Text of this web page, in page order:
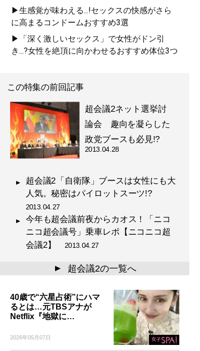
▶生感覚が味わえる...!セックスの快感がさら
に高まるコンドームおすすめ3選
▶「深く激しいセックス」で女性がドン引
き...?女性を絶頂に向かわせるおすすめ体位3つ
この特集の前回記事
超会議2ネット選挙討
論会 趣向を凝らした
政党ブースも必見!?
2013.04.28
超会議2「自衛隊」ブースは女性にも大
人気。秘密はパイロットスーツ!?
2013.04.27
今年も超会議前夜からカオス！「ニコ
ニコ超会議号」乗車レポ【ニコニコ超
会議2】 2013.04.27
▲ 超会議2の一覧へ
40歳で“六星占術”にハマ
るとは…元TBSアナが
Netflix『地獄に…
2026年05月07日